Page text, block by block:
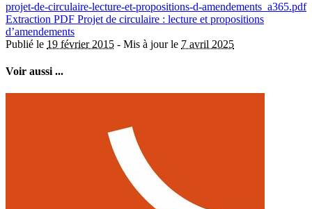
projet-de-circulaire-lecture-et-propositions-d-amendements_a365.pdf
Extraction PDF Projet de circulaire : lecture et propositions
d’amendements
Publié le 19 février 2015 - Mis à jour le 7 avril 2025
Voir aussi ...